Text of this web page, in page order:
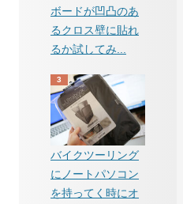
ボードが凹凸のあ
るクロス壁に貼れ
るか試してみ...
バイクツーリング
にノートパソコン
を持ってく時にオ